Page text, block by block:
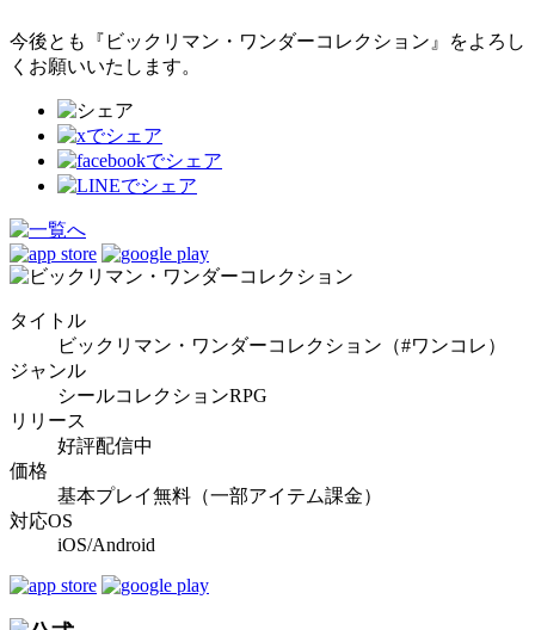
今後とも『ビックリマン・ワンダーコレクション』をよろし
くお願いいたします。
タイトル
ビックリマン・ワンダーコレクション（#ワンコレ）
ジャンル
シールコレクションRPG
リリース
好評配信中
価格
基本プレイ無料（一部アイテム課金）
対応OS
iOS/Android